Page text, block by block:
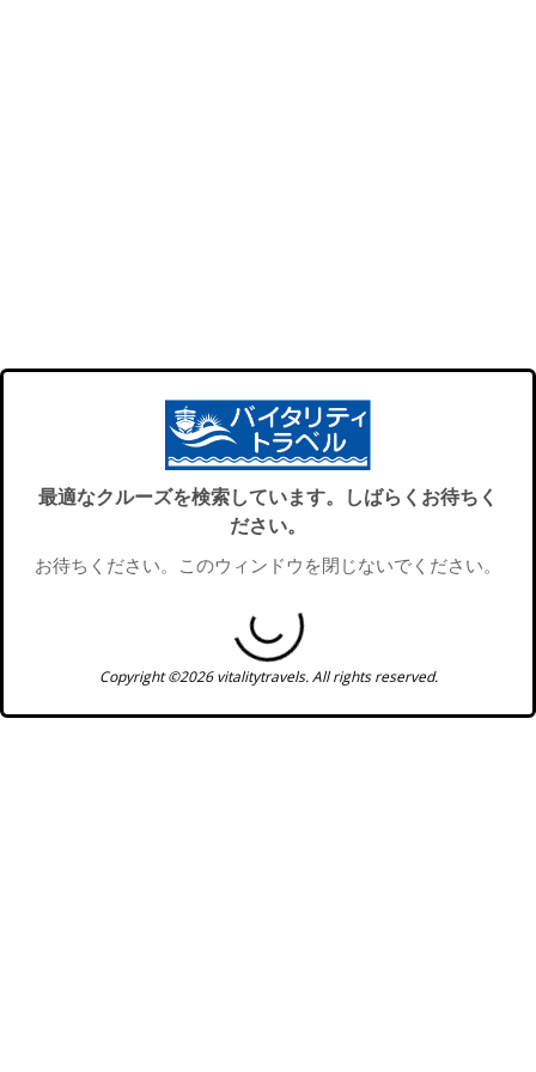
最適なクルーズを検索しています。しばらくお待ちく
ださい。
お待ちください。このウィンドウを閉じないでください。
Copyright ©2026 vitalitytravels. All rights reserved.